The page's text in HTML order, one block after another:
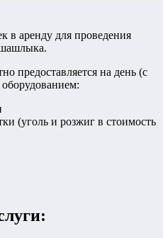
в аренду для проведения
предоставляется на день (с
(уголь и розжиг в стоимость